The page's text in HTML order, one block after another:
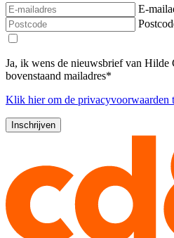
E-
Ja, ik wens de nieuwsbrief van Hilde
bovenstaand mailadres*
Klik hierom de privacyvoorwaarden